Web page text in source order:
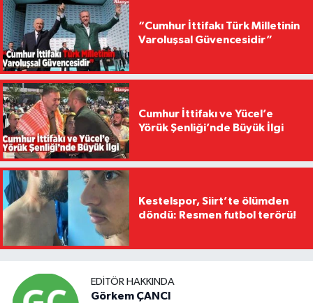
“Cumhur İttifakı Türk Milletinin
Varoluşsal Güvencesidir”
Cumhur İttifakı ve Yücel’e
Yörük Şenliği’nde Büyük İlgi
Kestelspor, Siirt’te ölümden
döndü: Resmen futbol terörü!
EDITÖR HAKKINDA
Görkem ÇANCI